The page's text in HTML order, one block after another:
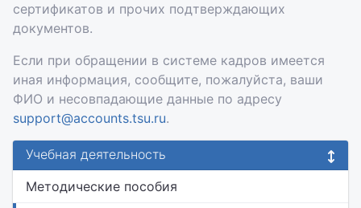
сертификатов и прочих подтверждающих
документов.
Если при обращении в системе кадров имеется
иная информация, сообщите, пожалуйста, ваши
ФИО и несовпадающие данные по адресу
support@accounts.tsu.ru.
Учебная деятельность
Методические пособия